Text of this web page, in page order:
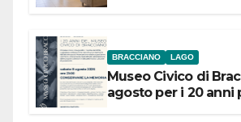
BRACCIANO LAGO
Museo Civico di
agosto per i 20 anni